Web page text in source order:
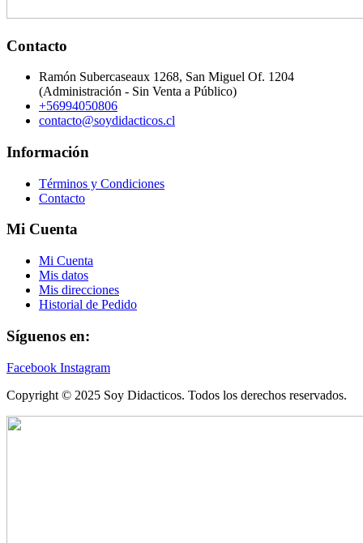
Contacto
Ramón Subercaseaux 1268, San Miguel Of. 1204
(Administración - Sin Venta a Público)
+56994050806
contacto@soydidacticos.cl
Información
Términos y Condiciones
Contacto
Mi Cuenta
Mi Cuenta
Mis datos
Mis direcciones
Historial de Pedido
Síguenos en:
Facebook Instagram
Copyright © 2025 Soy Didacticos. Todos los derechos reservados.